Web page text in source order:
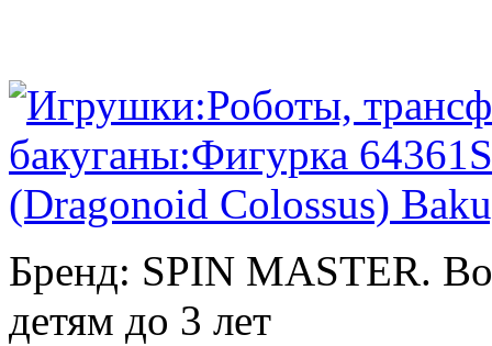
Бренд: SPIN MASTER.
детям до 3 лет